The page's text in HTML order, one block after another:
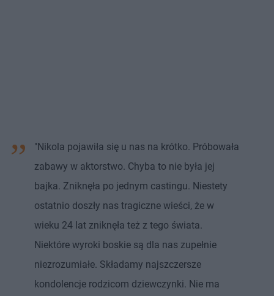
"Nikola pojawiła się u nas na krótko. Próbowała
zabawy w aktorstwo. Chyba to nie była jej
bajka. Zniknęła po jednym castingu. Niestety
ostatnio doszły nas tragiczne wieści, że w
wieku 24 lat zniknęła też z tego świata.
Niektóre wyroki boskie są dla nas zupełnie
niezrozumiałe. Składamy najszczersze
kondolencje rodzicom dziewczynki. Nie ma